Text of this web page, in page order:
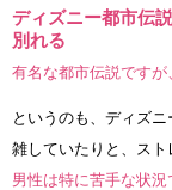
ディズニー都市伝
別れる
有名な都市伝説ですが
というのも、ディズ
雑していたりと、スト
男性は特に苦手な状